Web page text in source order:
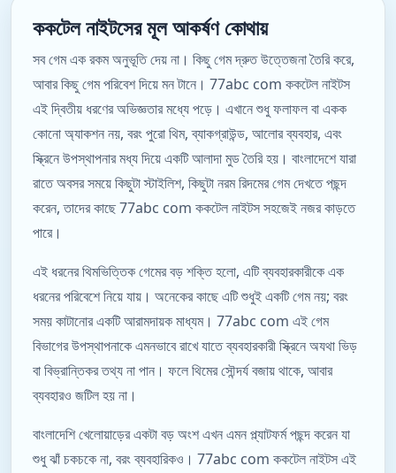
ককটেল নাইটসের মূল আকর্ষণ কোথায়
সব গেম এক রকম অনুভূতি দেয় না। কিছু গেম দ্রুত উত্তেজনা তৈরি করে,
আবার কিছু গেম পরিবেশ দিয়ে মন টানে। 77abc com ককটেল নাইটস
এই দ্বিতীয় ধরণের অভিজ্ঞতার মধ্যে পড়ে। এখানে শুধু ফলাফল বা একক
কোনো অ্যাকশন নয়, বরং পুরো থিম, ব্যাকগ্রাউন্ড, আলোর ব্যবহার, এবং
স্ক্রিনে উপস্থাপনার মধ্য দিয়ে একটি আলাদা মুড তৈরি হয়। বাংলাদেশে যারা
রাতে অবসর সময়ে কিছুটা স্টাইলিশ, কিছুটা নরম রিদমের গেম দেখতে পছন্দ
করেন, তাদের কাছে 77abc com ককটেল নাইটস সহজেই নজর কাড়তে
পারে।
এই ধরনের থিমভিত্তিক গেমের বড় শক্তি হলো, এটি ব্যবহারকারীকে এক
ধরনের পরিবেশে নিয়ে যায়। অনেকের কাছে এটি শুধুই একটি গেম নয়; বরং
সময় কাটানোর একটি আরামদায়ক মাধ্যম। 77abc com এই গেম
বিভাগের উপস্থাপনাকে এমনভাবে রাখে যাতে ব্যবহারকারী স্ক্রিনে অযথা ভিড়
বা বিভ্রান্তিকর তথ্য না পান। ফলে থিমের সৌন্দর্য বজায় থাকে, আবার
ব্যবহারও জটিল হয় না।
বাংলাদেশি খেলোয়াড়ের একটা বড় অংশ এখন এমন প্ল্যাটফর্ম পছন্দ করেন যা
শুধু ঝাঁ চকচকে না, বরং ব্যবহারিকও। 77abc com ককটেল নাইটস এই